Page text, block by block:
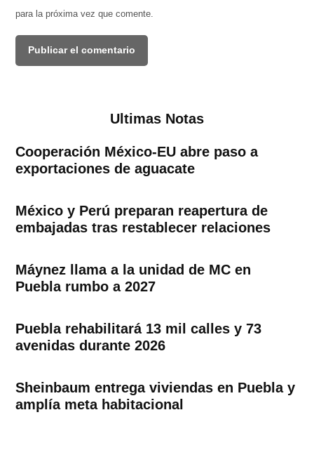
para la próxima vez que comente.
Ultimas Notas
Cooperación México-EU abre paso a
exportaciones de aguacate
México y Perú preparan reapertura de
embajadas tras restablecer relaciones
Máynez llama a la unidad de MC en
Puebla rumbo a 2027
Puebla rehabilitará 13 mil calles y 73
avenidas durante 2026
Sheinbaum entrega viviendas en Puebla y
amplía meta habitacional